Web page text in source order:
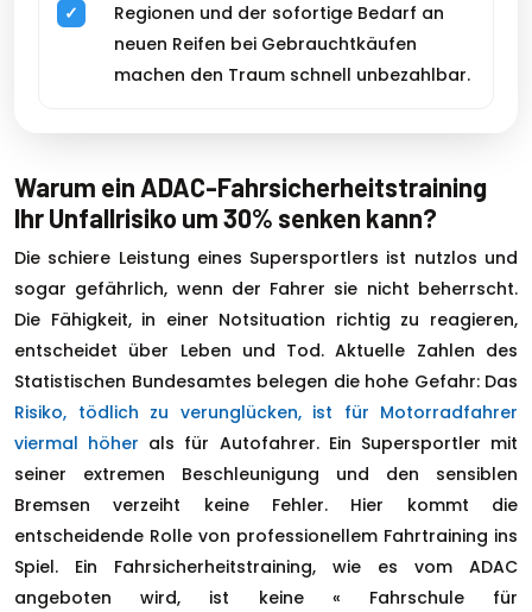
Regionen und der sofortige Bedarf an
neuen Reifen bei Gebrauchtkäufen
machen den Traum schnell unbezahlbar.
Warum ein ADAC-Fahrsicherheitstraining
Ihr Unfallrisiko um 30% senken kann?
Die schiere Leistung eines Supersportlers ist nutzlos und
sogar gefährlich, wenn der Fahrer sie nicht beherrscht.
Die Fähigkeit, in einer Notsituation richtig zu reagieren,
entscheidet über Leben und Tod. Aktuelle Zahlen des
Statistischen Bundesamtes belegen die hohe Gefahr: Das
Risiko, tödlich zu verunglücken, ist für Motorradfahrer
viermal höher als für Autofahrer. Ein Supersportler mit
seiner extremen Beschleunigung und den sensiblen
Bremsen verzeiht keine Fehler. Hier kommt die
entscheidende Rolle von professionellem Fahrtraining ins
Spiel. Ein Fahrsicherheitstraining, wie es vom ADAC
angeboten wird, ist keine « Fahrschule für